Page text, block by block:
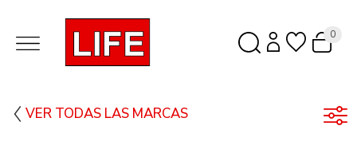
0
VER TODAS LAS MARCAS